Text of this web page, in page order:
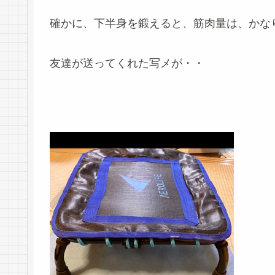
確かに、下半身を鍛えると、筋肉量は、かな
友達が送ってくれた写メが・・